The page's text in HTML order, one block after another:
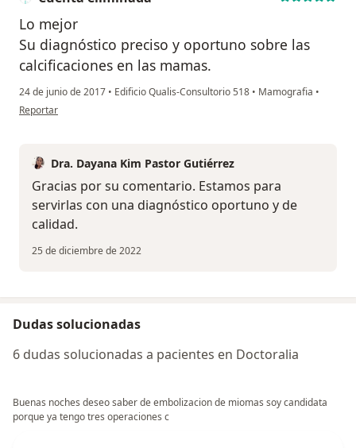
Lo mejor
Su diagnóstico preciso y oportuno sobre las
calcificaciones en las mamas.
24 de junio de 2017 • Edificio Qualis-Consultorio 518 • Mamografia •
en opinión del usuario Cuenta eliminada
Reportar
Dra. Dayana Kim Pastor Gutiérrez
Gracias por su comentario. Estamos para
servirlas con una diagnóstico oportuno y de
calidad.
25 de diciembre de 2022
Dudas solucionadas
6 dudas solucionadas a pacientes en Doctoralia
Buenas noches deseo saber de embolizacion de miomas soy candidata
porque ya tengo tres operaciones c